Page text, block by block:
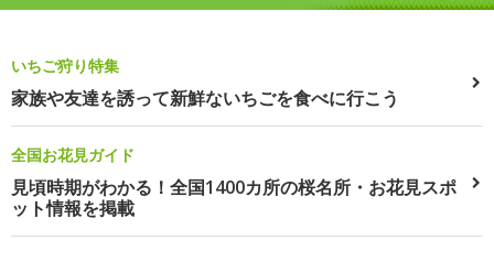
いちご狩り特集
家族や友達を誘って新鮮ないちごを食べに行こう
全国お花見ガイド
見頃時期がわかる！全国1400カ所の桜名所・お花見スポ
ット情報を掲載